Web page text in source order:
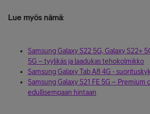
Lue myös nämä:
Samsung Galaxy S22 5G, Galaxy S22+
5G – tyylikäs ja laadukas tehokolmikko
Samsung Galaxy Tab A8 4G -
Samsung Galaxy S21 FE 5G – Premium
edullisempaan hintaan